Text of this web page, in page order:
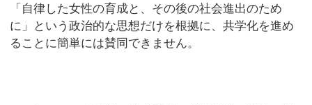
「自律した女性の育成と、その後の社会進出のため
に」という政治的な思想だけを根拠に、共学化を進め
ることに簡単には賛同できません。